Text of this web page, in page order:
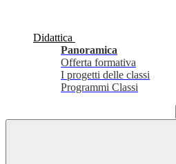
Didattica
Panoramica
Offerta formativa
I progetti delle classi
Programmi Classi